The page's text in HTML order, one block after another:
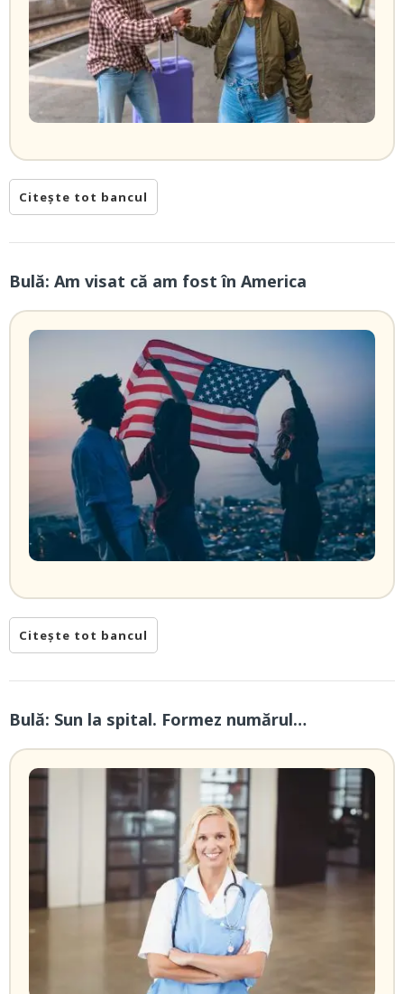
Citește tot bancul
Bulă: Am visat că am fost în America
Citește tot bancul
Bulă: Sun la spital. Formez numărul…